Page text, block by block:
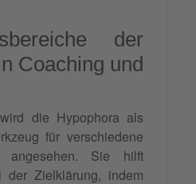
der
Coaching und
die Hypophora als
für verschiedene
angesehen. Sie hilft
der Zielklärung, indem